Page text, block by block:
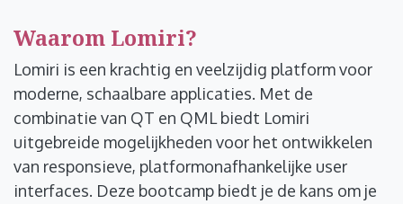
Waarom Lomiri?
Lomiri is een krachtig en veelzijdig platform voor
moderne, schaalbare applicaties. Met de
combinatie van QT en QML biedt Lomiri
uitgebreide mogelijkheden voor het ontwikkelen
van responsieve, platformonafhankelijke user
interfaces. Deze bootcamp biedt je de kans om je